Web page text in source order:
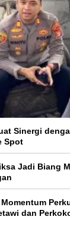
Sinergi
Spot
Jadi Biang
dan